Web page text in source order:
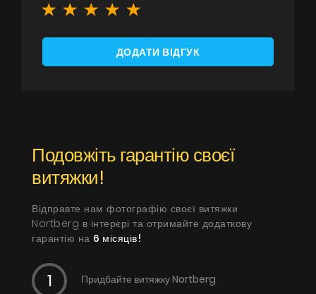
ДОДАТИ ВІДГУК
Подовжіть гарантію своєї
витяжки!
Відправте нам фотографію своєї витяжки
Nortberg в інтерєрі та отримайте додаткову
гарантію на 6 місяців!
Придбайте витяжку Nortberg